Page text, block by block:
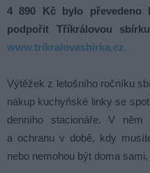
4 890 Kč bylo převedeno
podpořit Tříkrálovou
www.trikralovasbirka.cz.
Výtěžek z letošního ročníku
nákup kuchyňské linky se
denního stacionáře. V něm
a ochranu v době, kdy
nebo nemohou být doma